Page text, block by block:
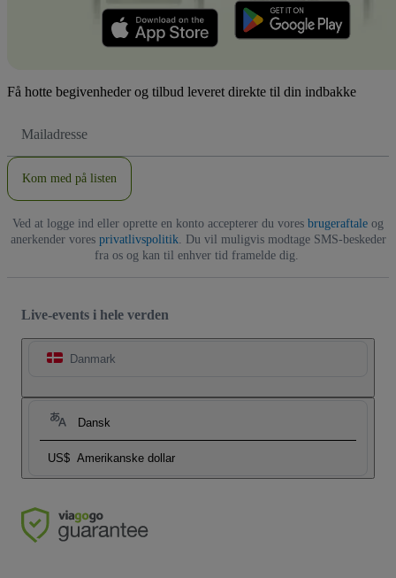
Få hotte begivenheder og tilbud leveret direkte til din indbakke
adresse
Kom med på listen
Ved at logge ind eller oprette en konto accepterer du vores brugeraftale og
anerkender vores privatlivspolitik. Du vil muligvis modtage SMS-beskeder
fra os og kan til enhver tid framelde dig.
Live-events i hele verden
Danmark
Dansk
US$ Amerikanske dollar